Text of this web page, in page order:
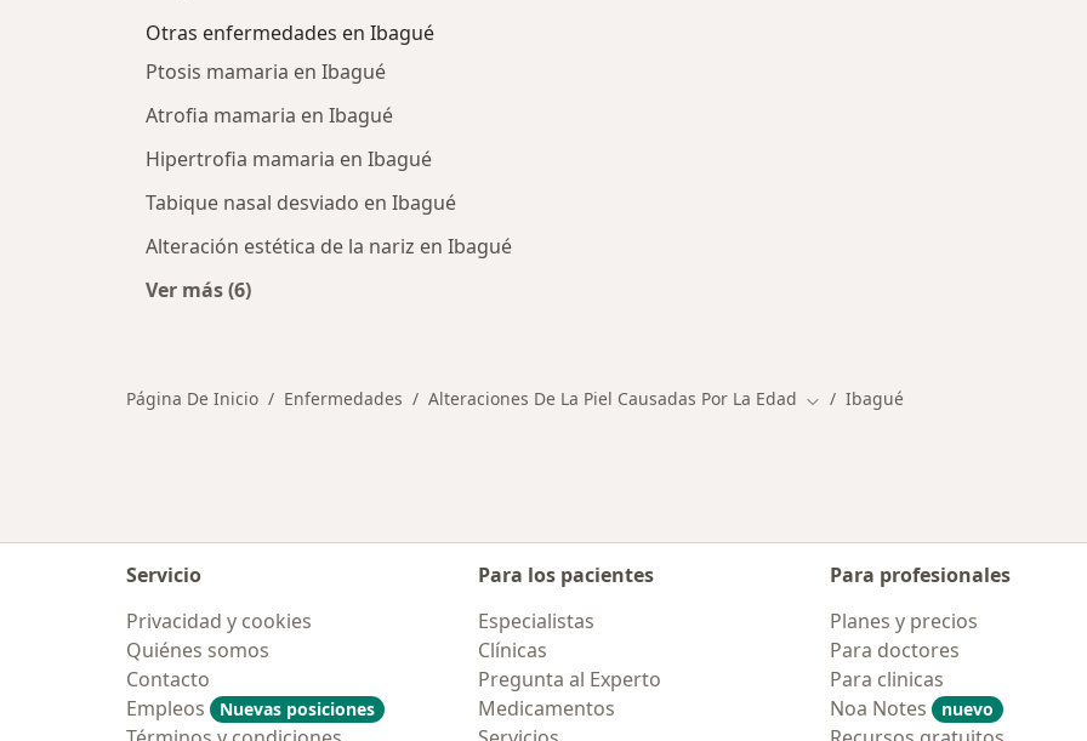
Otras enfermedades en Ibagué
Ptosis mamaria en Ibagué
Atrofia mamaria en Ibagué
Hipertrofia mamaria en Ibagué
Tabique nasal desviado en Ibagué
Alteración estética de la nariz en Ibagué
Ver más (6)
Página De Inicio Enfermedades Alteraciones De La Piel Causadas Por La Edad Cambiar de ciudad
Ibagué
Servicio
Privacidad y cookies
Quiénes somos
Contacto
Empleos
Nuevas posiciones
Para los pacientes
Especialistas
Clínicas
Pregunta al Experto
Medicamentos
Para profesionales
Planes y precios
Para doctores
Para clinicas
Noa Notes
nuevo